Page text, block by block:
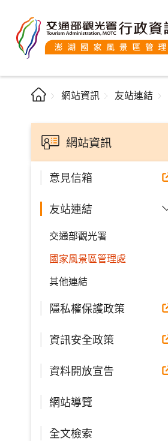
網站資訊 友站連結
網站資訊
意見信箱
友站連結
交通部觀光署
國家風景區管理處
其他連結
隱私權保護政策
資訊安全政策
資料開放宣告
網站導覽
全文檢索